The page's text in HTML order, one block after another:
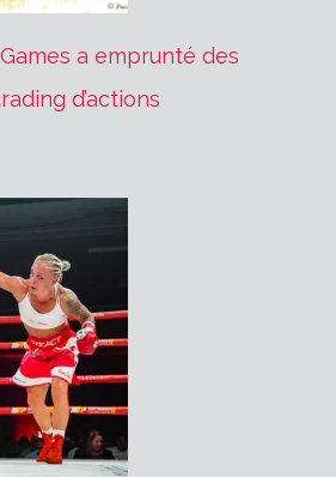
a emprunté des
d’actions